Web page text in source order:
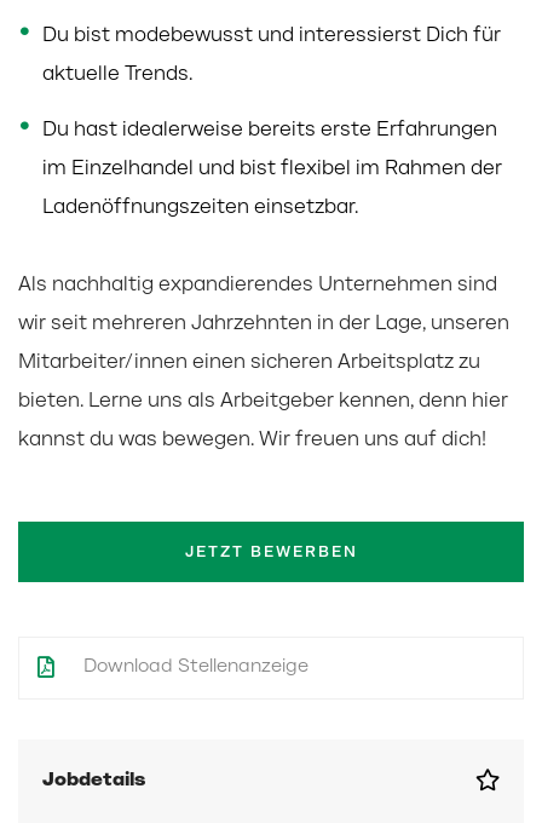
Du bist modebewusst und interessierst Dich für
aktuelle Trends.
Du hast idealerweise bereits erste Erfahrungen
im Einzelhandel und bist flexibel im Rahmen der
Ladenöffnungszeiten einsetzbar.
Als nachhaltig expandierendes Unternehmen sind
wir seit mehreren Jahrzehnten in der Lage, unseren
Mitarbeiter/innen einen sicheren Arbeitsplatz zu
bieten. Lerne uns als Arbeitgeber kennen, denn hier
kannst du was bewegen. Wir freuen uns auf dich!
JETZT BEWERBEN
Download Stellenanzeige
Jobdetails